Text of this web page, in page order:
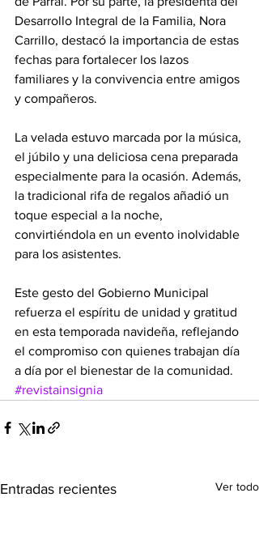
Desarrollo Integral de la Familia, Nora
Carrillo, destacó la importancia de estas
fechas para fortalecer los lazos
familiares y la convivencia entre amigos
y compañeros.
La velada estuvo marcada por la música,
el júbilo y una deliciosa cena preparada
especialmente para la ocasión. Además,
la tradicional rifa de regalos añadió un
toque especial a la noche,
convirtiéndola en un evento inolvidable
para los asistentes.
Este gesto del Gobierno Municipal
refuerza el espíritu de unidad y gratitud
en esta temporada navideña, reflejando
el compromiso con quienes trabajan día
a día por el bienestar de la comunidad.
#revistainsignia
Entradas recientes Ver todo